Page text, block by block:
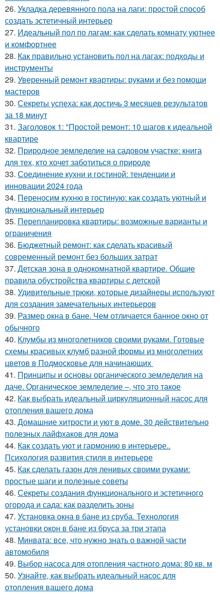
26. Укладка деревянного пола на лаги: простой способ
создать эстетичный интерьер
27. Идеальный пол по лагам: как сделать комнату уютнее
и комфортнее
28. Как правильно установить пол на лагах: подходы и
инструменты
29. Уверенный ремонт квартиры: руками и без помощи
мастеров
30. Секреты успеха: как достичь 3 месяцев результатов
за 18 минут
31. Заголовок 1: "Простой ремонт: 10 шагов к идеальной
квартире
32. Природное земледелие на садовом участке: книга
для тех, кто хочет заботиться о природе
33. Соединение кухни и гостиной: тенденции и
инновации 2024 года
34. Переносим кухню в гостиную: как создать уютный и
функциональный интерьер
35. Перепланировка квартиры: возможные варианты и
ограничения
36. Бюджетный ремонт: как сделать красивый
современный ремонт без больших затрат
37. Детская зона в однокомнатной квартире. Общие
правила обустройства квартиры с детской
38. Удивительные трюки, которые дизайнеры используют
для создания замечательных интерьеров
39. Размер окна в бане. Чем отличается банное окно от
обычного
40. Клумбы из многолетников своими руками. Готовые
схемы красивых клумб разной формы из многолетних
цветов в Подмосковье для начинающих
41. Принципы и основы органического земледелия на
даче. Органическое земледелие –, что это такое
42. Как выбрать идеальный циркуляционный насос для
отопления вашего дома
43. Домашние хитрости и уют в доме. 30 действительно
полезных лайфхаков для дома
44. Как создать уют и гармонию в интерьере..
Психология развития стиля в интерьере
45. Как сделать газон для ленивых своими руками:
простые шаги и полезные советы
46. Секреты создания функционального и эстетичного
огорода и сада: как разделить зоны
47. Установка окна в бане из сруба. Технология
установки окон в бане из бруса за три этапа
48. Минвата: все, что нужно знать о важной части
автомобиля
49. Выбор насоса для отопления частного дома: 80 кв. м
50. Узнайте, как выбрать идеальный насос для
отопления вашего дома